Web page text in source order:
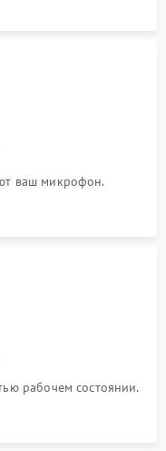
ваш микрофон.
рабочем состоянии.